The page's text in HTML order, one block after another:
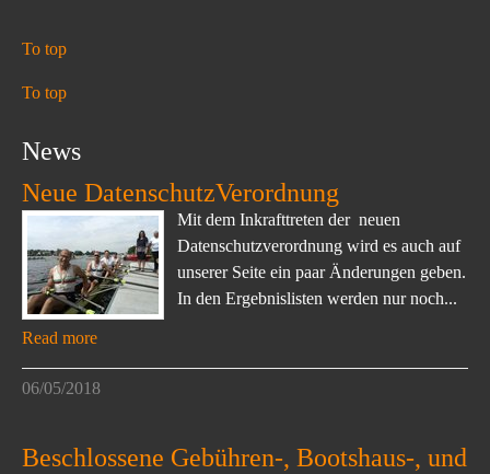
To top
To top
News
Neue DatenschutzVerordnung
Mit dem Inkrafttreten der neuen
Datenschutzverordnung wird es auch auf
unserer Seite ein paar Änderungen geben.
In den Ergebnislisten werden nur noch...
Read more
06/05/2018
Beschlossene Gebühren-, Bootshaus-, und